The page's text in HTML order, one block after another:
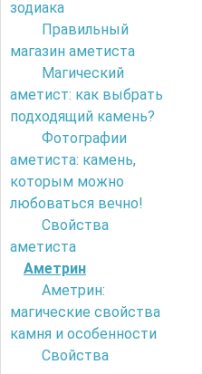
зодиака
Правильный
магазин аметиста
Магический
аметист: как выбрать
подходящий камень?
Фотографии
аметиста: камень,
которым можно
любоваться вечно!
Свойства
аметиста
Аметрин
Аметрин:
магические свойства
камня и особенности
Свойства